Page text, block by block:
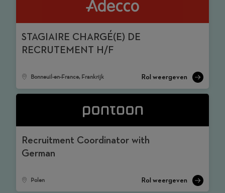
STAGIAIRE CHARGÉ(E) DE
RECRUTEMENT H/F
Bonneuil-en-France, Frankrijk
Recruitment Coordinator with
German
Polen